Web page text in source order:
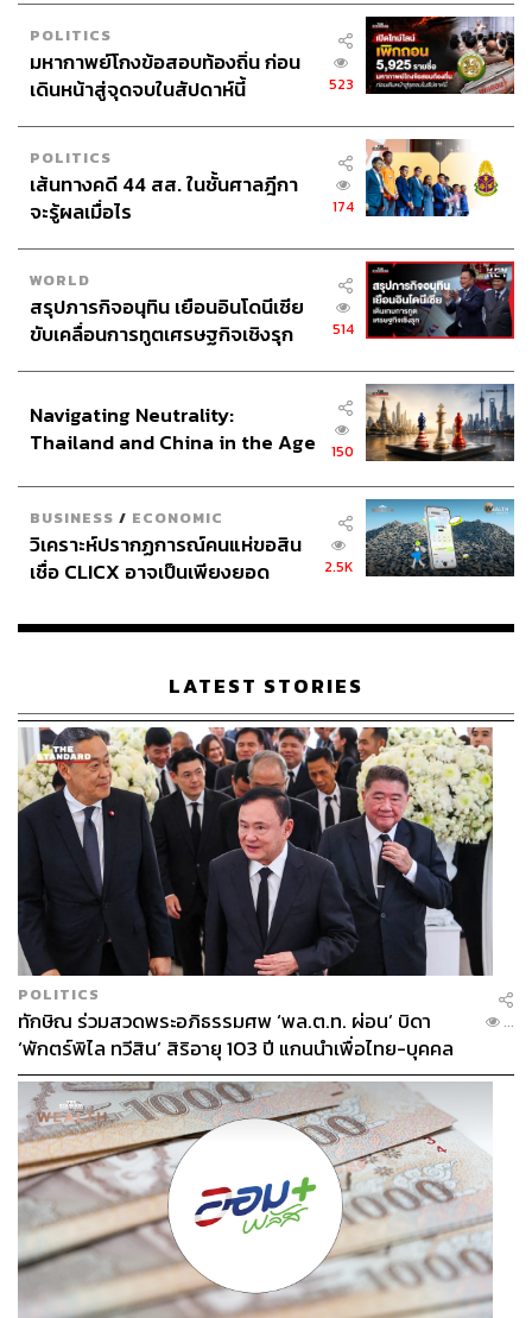
เพราะเราคิดว่าการแสดงวัฒนธรรมจากเอเชียตะวันออก
เฉียงใต้ไปทั่วโลกนั้นมีความหมายมาก เช่นเดียวกับศิลปินคน
อื่นๆ ที่ฉันตื่นเต้นมาก อย่าง กรกฤต อรุณานนท์ชัย ก็มีผลงาน
อันสวยงามจัดไว้ที่ Bangkok Kunsthalle และนั่นทำให้ผู้
สะสมมีความเข้าใจในแนวทางการทำงานของเขาที่แตกต่าง
ออกไป
ฉันจึงตื่นเต้นที่จะได้เห็นว่าผลตอบรับจะเป็นอย่างไรในเดือน
มกราคม เนื่องจากเขามีช่วงเวลาสำคัญมากในปีนี้ ฉันยังชอบ
ดูงานศิลปะที่เน้นด้านเทคโนโลยีด้วย เพราะฉันคิดว่ามันร่วม
สมัยมากและมีความเกี่ยวข้องมากในช่วงเวลาปัจจุบัน ดังนั้น
เราเลยจะจัดแสดงงานศิลปะที่ชวนให้ดื่มด่ำกับบรรยากาศ
และงานศิลปะที่ใช้ปัญญาประดิษฐ์ด้วย
Bangkok Kunsthalle ร่วมมือกับ ART SG 2025 อะไร
ทำให้ความร่วมมือครั้งนี้มีความพิเศษ
Shuyin Yang: สิ่งที่เราพยายามทำเสมอมาคือ เรารู้สึกว่า
แนวทางของเรานั้นพิเศษมาก ทั้งทำกับพื้นที่ส่วนตัว สิ่งของที่
สร้างสรรค์โดยนักสะสม ในฐานะของงานแสดงศิลปะ เรา
ทำงานร่วมกับแกลเลอรีที่ทำงานร่วมกับนักสะสม คุณคง
ทราบดีอยู่แล้วว่ามีการอุปถัมภ์จากนักสะสมไปจนถึงศิลปิน
และในขณะที่เราทำงานอย่างใกล้ชิดกับพิพิธภัณฑ์ของรัฐ
ของสิงคโปร์ หอศิลป์แห่งชาติของสิงคโปร์ และพิพิธภัณฑ์
ศิลปะสิงคโปร์ แนวทางของเรานั้นมุ่งเน้นไปที่สิ่งของที่นัก
สะสมสร้างสรรค์ขึ้น
ซึ่งเป็นเหตุผลว่าทำไมเราจึงต้องการเน้นย้ำถึงโปรแกรมของ
Bangkok Kunsthalle เพราะพวกเขามีรูปแบบที่น่าสนใจมาก
โดยพวกเขาต้องการพัฒนาพื้นที่ของตนผ่านโปรแกรม
Installation งานศิลปะที่ได้รับมอบหมาย แทนที่จะปรับปรุง
พื้นที่เพียงอย่างเดียว
POLITICS
มหากาพย์โกงข้อสอบท้องถิ่น ก่อน
เดินหน้าสู่จุดจบในสัปดาห์นี้
523
POLITICS
เส้นทางคดี 44 สส. ในชั้นศาลฎีกา
จะรู้ผลเมื่อไร
174
WORLD
สรุปภารกิจอนุทิน เยือนอินโดนีเซีย
ขับเคลื่อนการทูตเศรษฐกิจเชิงรุก
514
Navigating Neutrality:
Thailand and China in the Age
150
BUSINESS / ECONOMIC
วิเคราะห์ปรากฏการณ์คนแห่ขอสิน
เชื่อ CLICX อาจเป็นเพียงยอด
เรือนไทยที่ถูกซุกไว้
2.5K
LATEST STORIES
POLITICS
ทักษิณ ร่วมสวดพระอภิธรรมศพ ‘พล.ต.ท. ผ่อน’ บิดา
‘พักตร์พิไล ทวีสิน’ สิริอายุ 103 ปี แกนนำเพื่อไทย-บุคคล
หลากวงการร่วมอาลัย
...